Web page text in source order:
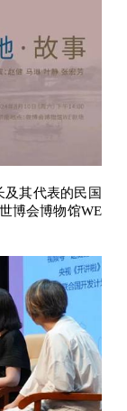
其代表的民国
博会博物馆WE